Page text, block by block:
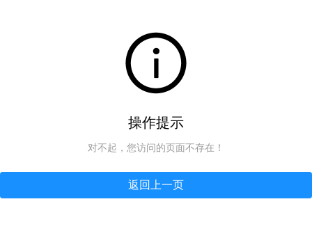
操作提示
对不起，您访问的页面不存在！
返回上一页